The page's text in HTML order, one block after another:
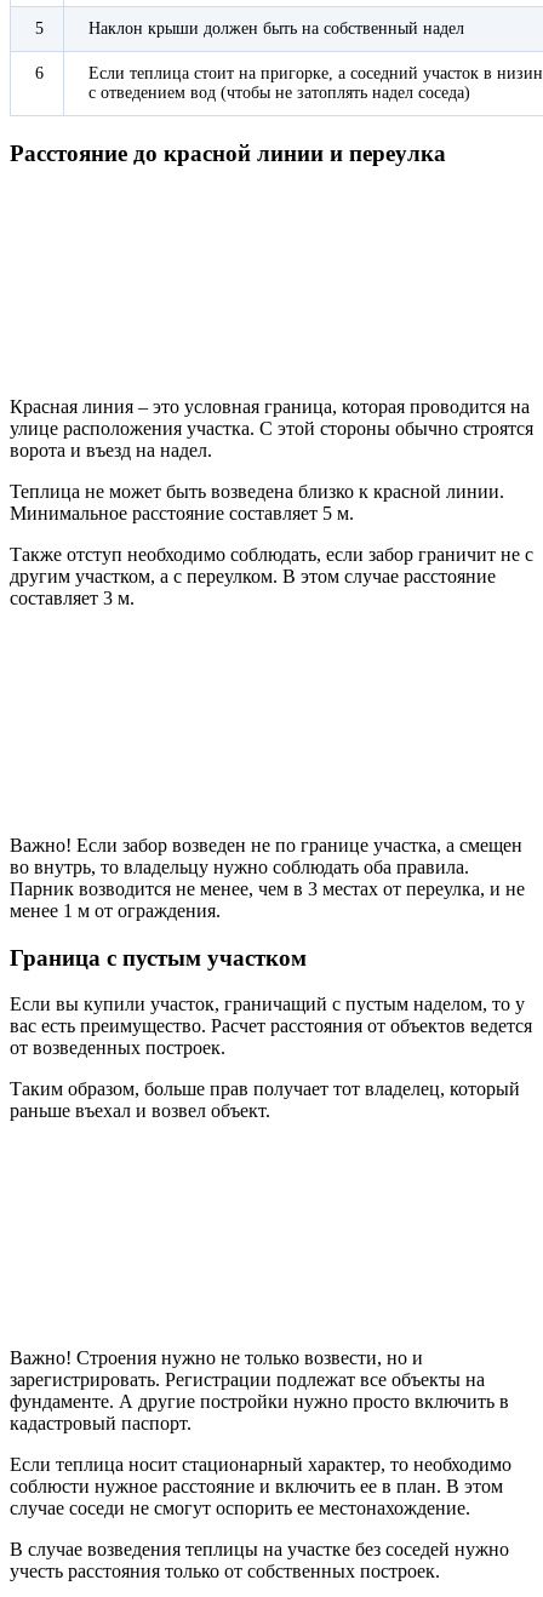
5 Наклон крыши должен быть на собственный надел
6
Если теплица стоит на пригорке, а соседний участок в
с отведением вод (чтобы не затоплять надел соседа)
Расстояние до красной линии и переулка
Красная линия – это условная граница, которая проводится на
улице расположения участка. С этой стороны обычно строятся
ворота и въезд на надел.
Теплица не может быть возведена близко к красной линии.
Минимальное расстояние составляет 5 м.
Также отступ необходимо соблюдать, если забор граничит не с
другим участком, а с переулком. В этом случае расстояние
составляет 3 м.
Важно! Если забор возведен не по границе участка, а смещен
во внутрь, то владельцу нужно соблюдать оба правила.
Парник возводится не менее, чем в 3 местах от переулка, и не
менее 1 м от ограждения.
Граница с пустым участком
Если вы купили участок, граничащий с пустым наделом, то у
вас есть преимущество. Расчет расстояния от объектов ведется
от возведенных построек.
Таким образом, больше прав получает тот владелец, который
раньше въехал и возвел объект.
Важно! Строения нужно не только возвести, но и
зарегистрировать. Регистрации подлежат все объекты на
фундаменте. А другие постройки нужно просто включить в
кадастровый паспорт.
Если теплица носит стационарный характер, то необходимо
соблюсти нужное расстояние и включить ее в план. В этом
случае соседи не смогут оспорить ее местонахождение.
В случае возведения теплицы на участке без соседей нужно
учесть расстояния только от собственных построек.